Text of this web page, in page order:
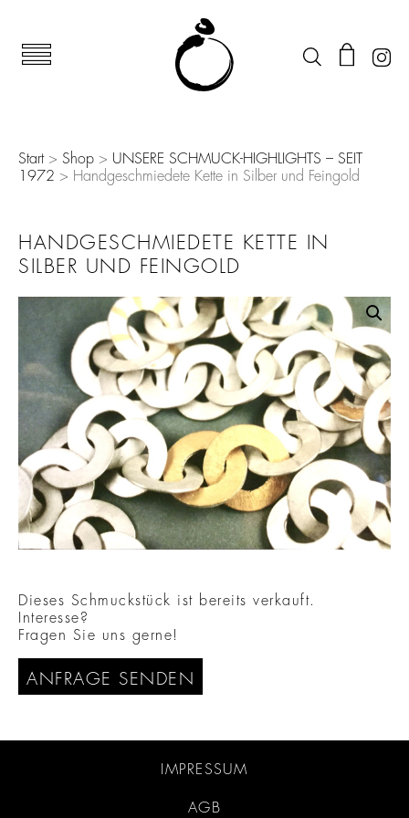
Start> Shop > UNSERE SCHMUCK-HIGHLIGHTS – SEIT
1972 > Handgeschmiedete Kette in Silber und Feingold
HANDGESCHMIEDETE KETTE IN
SILBER UND FEINGOLD
Dieses Schmuckstück ist bereits verkauft.
Interesse?
Fragen Sie uns gerne!
ANFRAGE SENDEN
IMPRESSUM
AGB